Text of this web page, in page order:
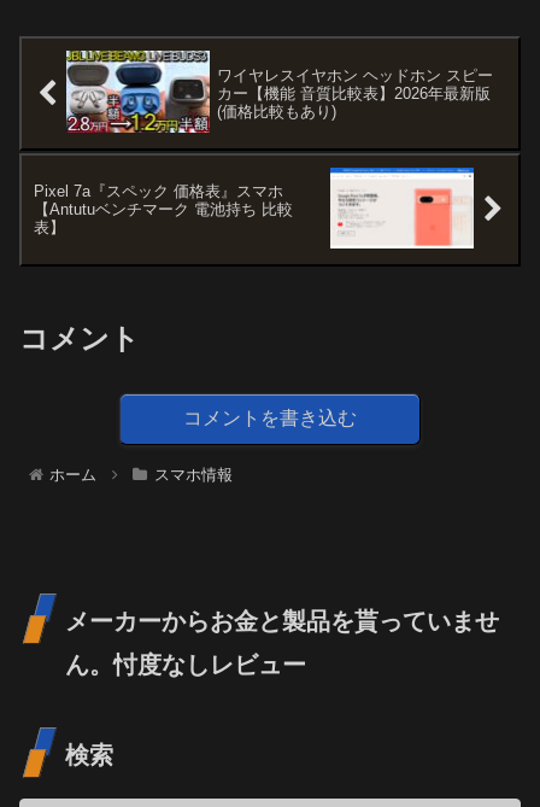
ワイヤレスイヤホン ヘッドホン スピー
カー【機能 音質比較表】2026年最新版
(価格比較もあり)
Pixel 7a『スペック 価格表』スマホ
【Antutuベンチマーク 電池持ち 比較
表】
コメント
コメントを書き込む
ホーム スマホ情報
メーカーからお金と製品を貰っていませ
ん。忖度なしレビュー
検索